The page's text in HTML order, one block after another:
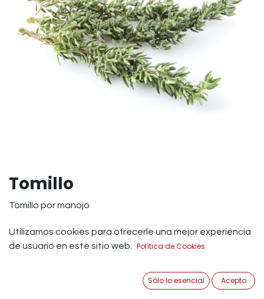
Tomillo
Tomillo por manojo
1,90€ IVA Incluido
Añadir a Carrito
Utilizamos cookies para ofrecerle una mejor experiencia
de usuario en este sitio web. Política de Cookies
Sólo lo esencial Acepto